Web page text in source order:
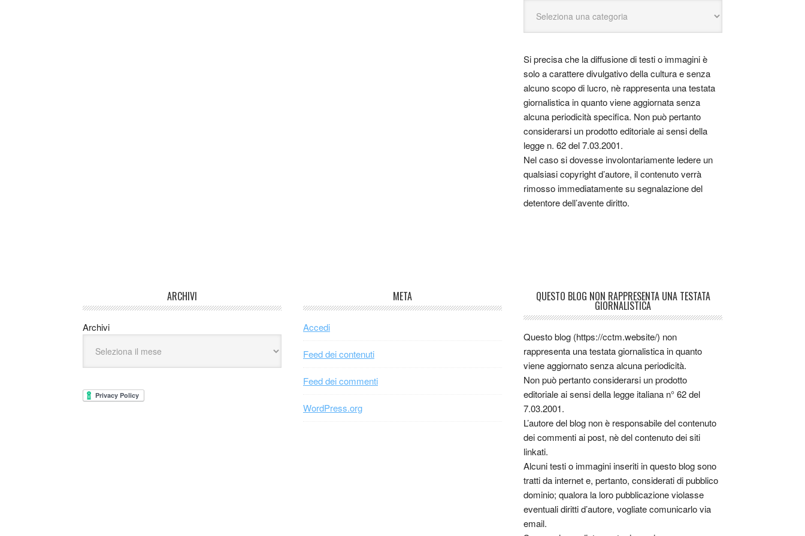
Si precisa che la diffusione di testi o immagini è
solo a carattere divulgativo della cultura e senza
alcuno scopo di lucro, nè rappresenta una testata
giornalistica in quanto viene aggiornata senza
alcuna periodicità specifica. Non può pertanto
considerarsi un prodotto editoriale ai sensi della
legge n. 62 del 7.03.2001.
Nel caso si dovesse involontariamente ledere un
qualsiasi copyright d’autore, il contenuto verrà
rimosso immediatamente su segnalazione del
detentore dell’avente diritto.
ARCHIVI
Archivi
META
Accedi
Feed dei contenuti
Feed dei commenti
WordPress.org
QUESTO BLOG NON RAPPRESENTA UNA TESTATA
GIORNALISTICA
Questo blog (https://cctm.website/) non
rappresenta una testata giornalistica in quanto
viene aggiornato senza alcuna periodicità.
Non può pertanto considerarsi un prodotto
editoriale ai sensi della legge italiana n° 62 del
7.03.2001.
L’autore del blog non è responsabile del contenuto
dei commenti ai post, nè del contenuto dei siti
linkati.
Alcuni testi o immagini inseriti in questo blog sono
tratti da internet e, pertanto, considerati di pubblico
dominio; qualora la loro pubblicazione violasse
eventuali diritti d’autore, vogliate comunicarlo via
email.